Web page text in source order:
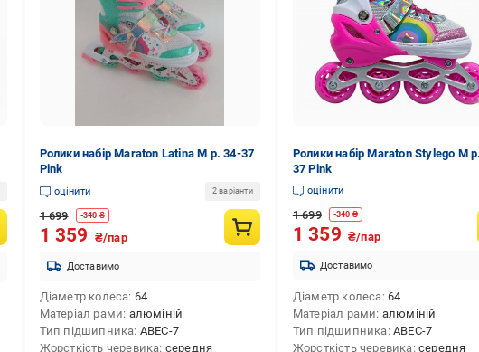
Ролики набір Maraton Latina М р. 34-37
Pink
оцінити 2 варіанти
1 699 -340 ₴
1 359 ₴/пар
Доставимо
Діаметр колеса 64
Матеріал рами алюміній
Тип підшипника ABEC-7
Жорсткість черевика середня
Ролики набір Maraton Stylego М
37 Pink
оцінити
1 699 -340 ₴
1 359 ₴/пар
Доставимо
Діаметр колеса 64
Матеріал рами алюміній
Тип підшипника ABEC-7
Жорсткість черевика середня